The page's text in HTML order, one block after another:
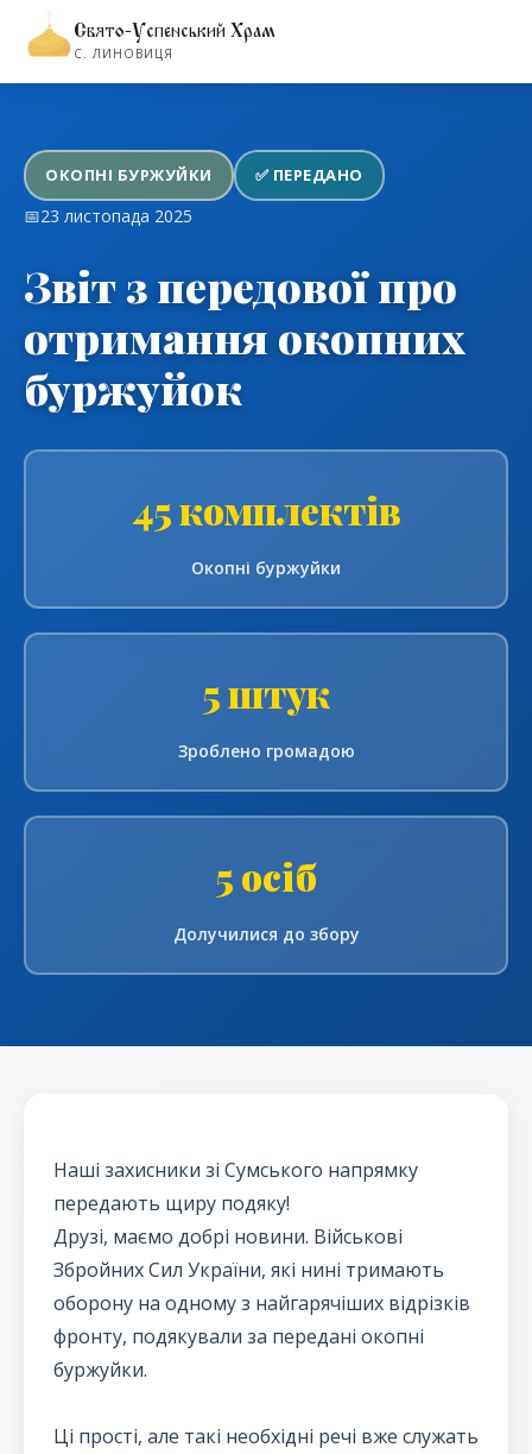
Свято-Успенський Храм
С. ЛИНОВИЦЯ
←Повернутися до розділу волонтерства
ОКОПНІ БУРЖУЙКИ ✅ ПЕРЕДАНО
📅23 листопада 2025
Звіт з передової про
отримання окопних
буржуйок
45 комплектів
Окопні буржуйки
5 штук
Зроблено громадою
5 осіб
Долучилися до збору
Наші захисники зі Сумського напрямку
передають щиру подяку!
Друзі, маємо добрі новини. Військові
Збройних Сил України, які нині тримають
оборону на одному з найгарячіших відрізків
фронту, подякували за передані окопні
буржуйки.
Ці прості, але такі необхідні речі вже служать